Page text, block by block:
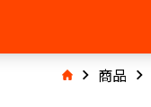
商品